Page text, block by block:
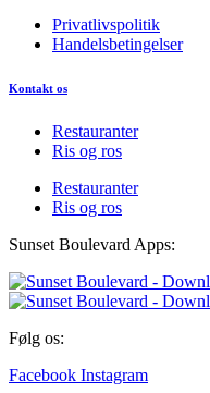
Privatlivspolitik
Handelsbetingelser
Kontakt os
Restauranter
Ris og ros
Restauranter
Ris og ros
Sunset Boulevard Apps:
Følg os:
Facebook Instagram